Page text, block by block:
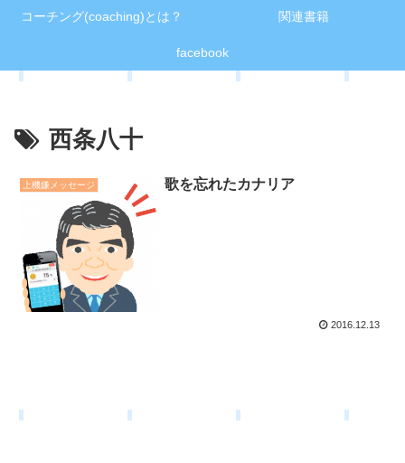
コーチング(coaching)とは？ 関連書籍
facebook
西条八十
上機嫌メッセージ 歌を忘れたカナリア
2016.12.13